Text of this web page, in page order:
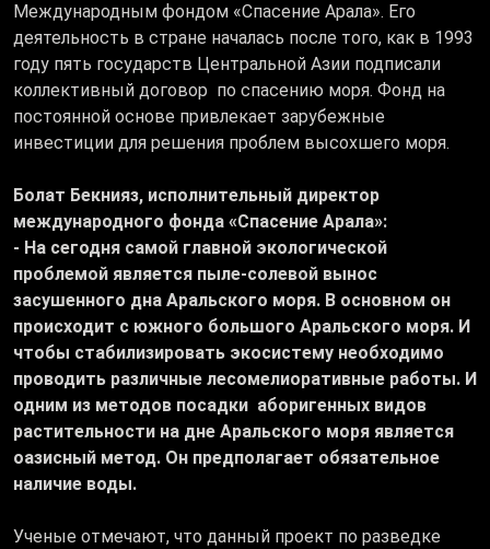
Международным фондом «Спасение Арала». Его
деятельность в стране началась после того, как в 1993
году пять государств Центральной Азии подписали
коллективный договор по спасению моря. Фонд на
постоянной основе привлекает зарубежные
инвестиции для решения проблем высохшего моря.
Болат Бекнияз, исполнительный директор
международного фонда «Спасение Арала»:
- На сегодня самой главной экологической
проблемой является пыле-солевой вынос
засушенного дна Аральского моря. В основном он
происходит с южного большого Аральского моря. И
чтобы стабилизировать экосистему необходимо
проводить различные лесомелиоративные работы. И
одним из методов посадки аборигенных видов
растительности на дне Аральского моря является
оазисный метод. Он предполагает обязательное
наличие воды.
Ученые отмечают, что данный проект по разведке